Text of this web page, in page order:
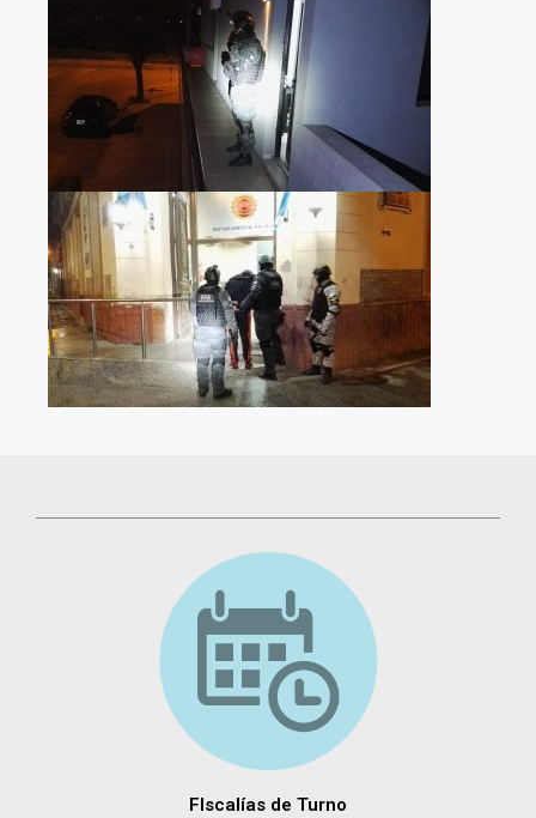
FIscalías de Turno